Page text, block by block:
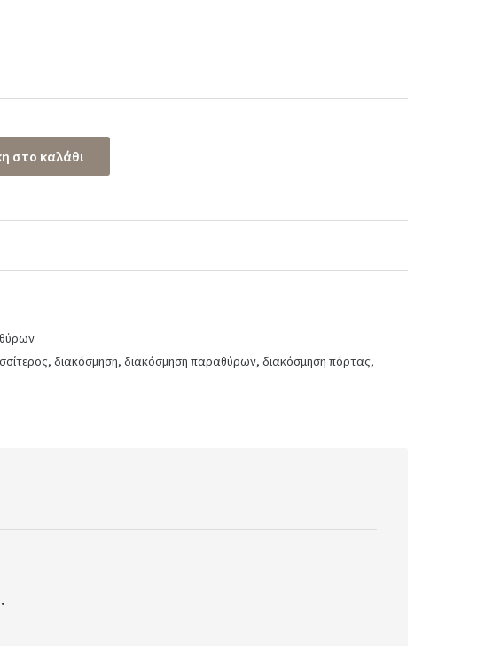
€.
στο καλάθι
, διακόσμηση, διακόσμηση παραθύρων, διακόσμηση πόρτας,